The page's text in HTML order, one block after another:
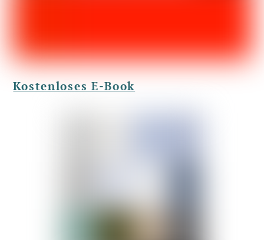
Kostenloses E-Book